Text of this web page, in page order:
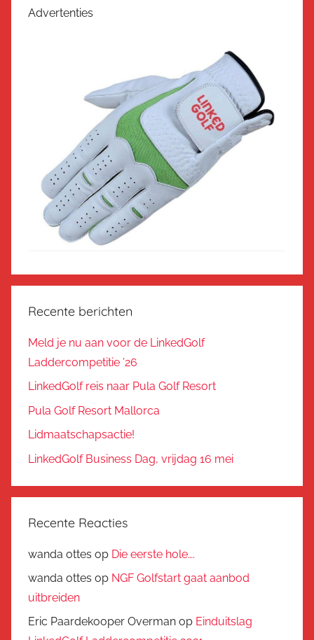
Advertenties
Recente berichten
Meld je nu aan voor de LinkedGolf
Laddercompetitie ’26
LinkedGolf reis naar Pula Golf Resort
Pula Golf Resort Mallorca
Lidmaatschapsactie!
LinkedGolf Business Dag, vrijdag 16 mei
Recente Reacties
wanda ottes op Die eerste hole….
wanda ottes op NGF Golfstart gaat aanbod
uitbreiden
Eric Paardekooper Overman op Einduitslag